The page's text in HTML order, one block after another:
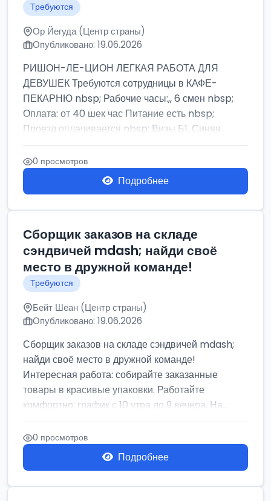
Требуются
Ор Йегуда (Центр страны)
Опубликовано: 19.06.2026
РИШОН-ЛЕ-ЦИОН ЛЕГКАЯ РАБОТА ДЛЯ
ДЕВУШЕК Требуются сотрудницы в КАФЕ-
ПЕКАРНЮ nbsp; Рабочие часы:,, 6 смен nbsp;
Оплата: от 40 шек час Питание есть nbsp;
Проезд оплачивается nbsp; Визы Б1, Синяя
бумага,...
0 просмотров
Подробнее
Сборщик заказов на складе
сэндвичей mdash; найди своё
место в дружной команде!
Требуются
Бейт Шеан (Центр страны)
Опубликовано: 19.06.2026
Сборщик заказов на складе сэндвичей mdash;
найди своё место в дружной команде!
Интересная работа: собирайте заказанные
товары в красивые упаковки. Работайте
комфортно: график с 10 утра до 9 вечера. На...
0 просмотров
Подробнее